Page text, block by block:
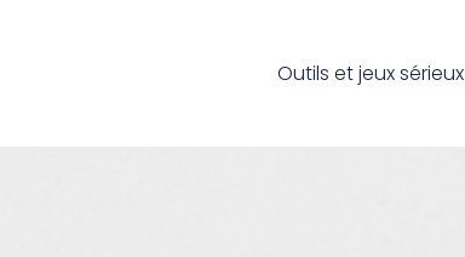
Outils et jeux sérieux